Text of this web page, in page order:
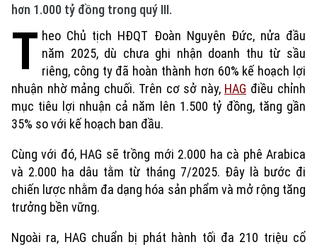
hơn 1.000 tỷ đồng trong quý III.
T heo Chủ tịch HĐQT Đoàn Nguyên Đức, nửa đầu
năm 2025, dù chưa ghi nhận doanh thu từ sầu
riêng, công ty đã hoàn thành hơn 60% kế hoạch lợi
nhuận nhờ mảng chuối. Trên cơ sở này, HAG điều chỉnh
mục tiêu lợi nhuận cả năm lên 1.500 tỷ đồng, tăng gần
35% so với kế hoạch ban đầu.
Cùng với đó, HAG sẽ trồng mới 2.000 ha cà phê Arabica
và 2.000 ha dâu tằm từ tháng 7/2025. Đây là bước đi
chiến lược nhằm đa dạng hóa sản phẩm và mở rộng tăng
trưởng bền vững.
Ngoài ra, HAG chuẩn bị phát hành tối đa 210 triệu cổ